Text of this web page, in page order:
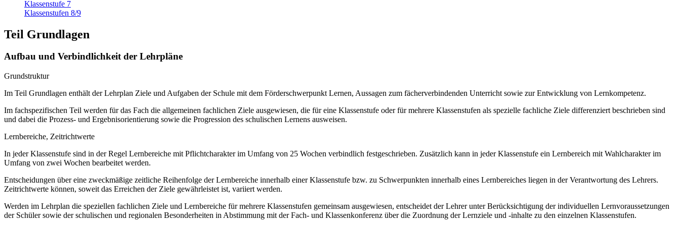
Klassenstufe 7
Klassenstufen 8/9
Teil Grundlagen
Aufbau und Verbindlichkeit der Lehrpläne
Grundstruktur
Im Teil Grundlagen enthält der Lehrplan Ziele und Aufgaben der Schule mit dem Förderschwerpunkt Lernen, Aussagen zum fächerverbindenden Unterricht sowie zur Entwicklung von Lernkompetenz.
Im fachspezifischen Teil werden für das Fach die allgemeinen fachlichen Ziele ausgewiesen, die für eine Klassenstufe oder für mehrere Klassenstufen als spezielle fachliche Ziele differenziert beschrieben sind
und dabei die Prozess- und Ergebnisorientierung sowie die Progression des schulischen Lernens ausweisen.
Lernbereiche, Zeitrichtwerte
In jeder Klassenstufe sind in der Regel Lernbereiche mit Pflichtcharakter im Umfang von 25 Wochen verbindlich festgeschrieben. Zusätzlich kann in jeder Klassenstufe ein Lernbereich mit Wahlcharakter im
Umfang von zwei Wochen bearbeitet werden.
Entscheidungen über eine zweckmäßige zeitliche Reihenfolge der Lernbereiche innerhalb einer Klassenstufe bzw. zu Schwerpunkten innerhalb eines Lernbereiches liegen in der Verantwortung des Lehrers.
Zeitrichtwerte können, soweit das Erreichen der Ziele gewährleistet ist, variiert werden.
Werden im Lehrplan die speziellen fachlichen Ziele und Lernbereiche für mehrere Klassenstufen gemeinsam ausgewiesen, entscheidet der Lehrer unter Berücksichtigung der individuellen Lernvoraussetzungen
der Schüler sowie der schulischen und regionalen Besonderheiten in Abstimmung mit der Fach- und Klassenkonferenz über die Zuordnung der Lernziele und -inhalte zu den einzelnen Klassenstufen.